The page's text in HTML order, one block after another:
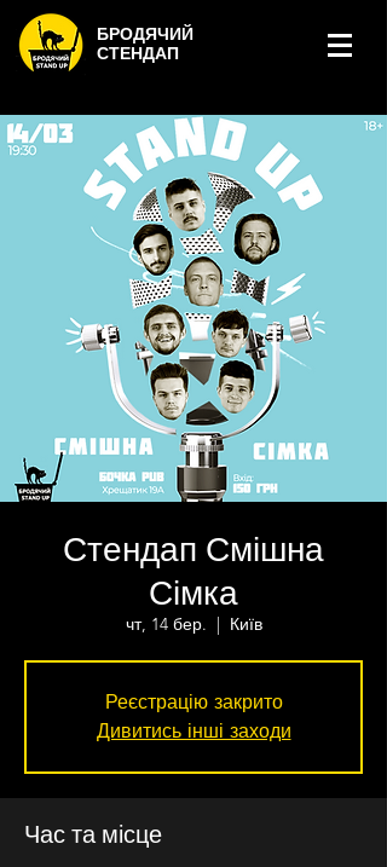
БРОДЯЧИЙ
СТЕНДАП
Стендап Смішна
Сімка
чт, 14 бер.
  |
Київ
Реєстрацію закрито
Дивитись інші заходи
Час та місце